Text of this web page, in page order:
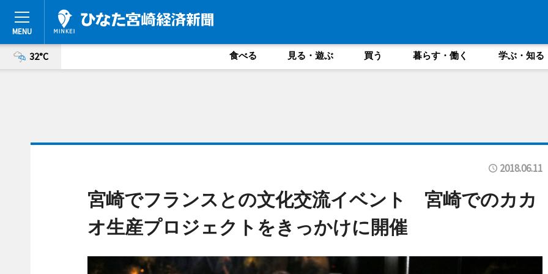
32°C 食べる 見る・遊ぶ 買う 暮らす・働く 学ぶ・知る
2018.06.11
宮崎でフランスとの文化交流イベント 宮崎でのカカ
オ生産プロジェクトをきっかけに開催